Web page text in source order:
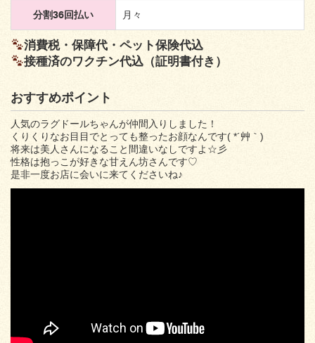
分割36回払い 月々
消費税・保障代・ペット保険代込
接種済のワクチン代込（証明書付き）
おすすめポイント
人気のラグドールちゃんが仲間入りしました！
くりくりなお目目でとっても整ったお顔なんです( *´艸｀)
将来は美人さんになること間違いなしですよ☆彡
性格は抱っこが好きな甘えん坊さんです♡
是非一度お店に会いに来てくださいね♪